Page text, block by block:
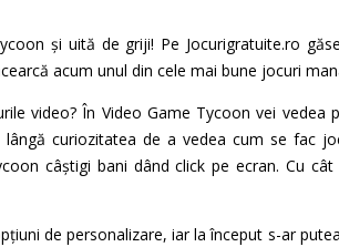
și uită de griji! Pe Jocurigratuite.ro
acum unul din cele mai bune jocuri
video? În Video Game Tycoon vei vedea
curiozitatea de a vedea cum se fac
câștigi bani dând click pe ecran. Cu
de personalizare, iar la început s-ar